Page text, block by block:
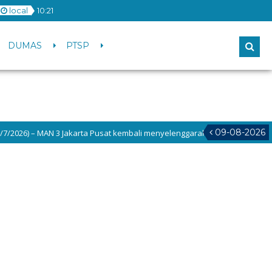
local 10:21
DUMAS PTSP
09-08-2026
– MAN 3 Jakarta Pusat kembali menyelenggarakan kegiatan TALIA